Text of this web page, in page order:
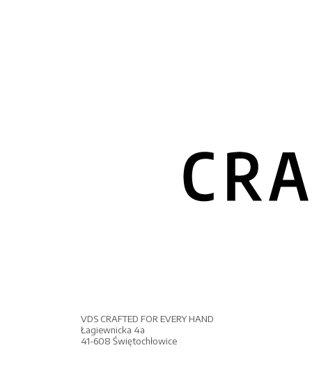
VDS CRAFTED FOR EVERY HAND
Łagiewnicka 4a
41-608 Świętochłowice